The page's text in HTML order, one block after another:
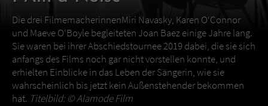
Die drei FilmemacherinnenMiri Navasky, Karen O‘Connor
und Maeve O‘Boyle begleiteten Joan Baez einige Jahre lang.
Sie waren bei ihrer Abschiedstournee 2019 dabei, die sie sich
anfangs des Films noch gar nicht vorstellen konnte, und
erhielten Einblicke in das Leben der Sängerin, wie sie
wahrscheinlich bis jetzt kein Außenstehender bekommen
hat. Titelbild: ©Alamode Film